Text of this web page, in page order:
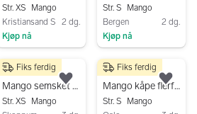
Str. XS
Mango
Kristiansand S
2 dg.
Kjøp nå
Str. S
Mango
Bergen
2 dg.
Kjøp nå
350 kr
Mango semsket skinn jakke, XS
Str. XS
Mango
Fiks ferdig
Legg til som favoritt.
950 kr
Mango kåpe flerfarget bomull dame S
Str. S
Mango
Fiks ferdig